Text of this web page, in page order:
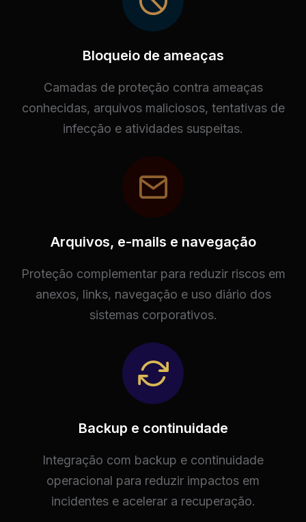
Bloqueio de ameaças
Camadas de proteção contra ameaças
conhecidas, arquivos maliciosos, tentativas de
infecção e atividades suspeitas.
Arquivos, e-mails e navegação
Proteção complementar para reduzir riscos em
anexos, links, navegação e uso diário dos
sistemas corporativos.
Backup e continuidade
Integração com backup e continuidade
operacional para reduzir impactos em
incidentes e acelerar a recuperação.